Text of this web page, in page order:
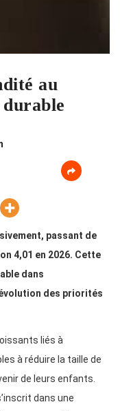
au
durable
passant de
4,01 en 2026. Cette
dans
des priorités
liés à
à réduire la taille de
de leurs enfants.
dans une